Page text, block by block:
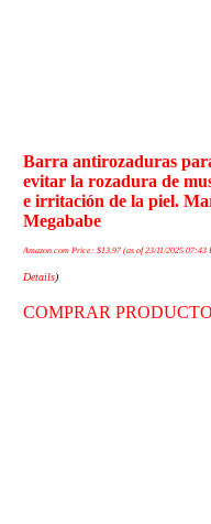
Barra antirozaduras
evitar la rozadura de
e irritación de la piel.
Megababe
Amazon.com Price:$13.97 (as of 23/11/2025 07:43
Details)
COMPRAR PRODUCTO